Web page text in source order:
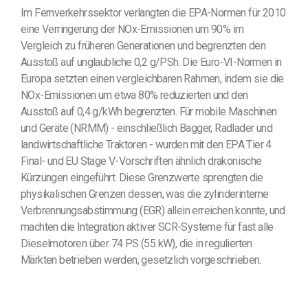
Im Fernverkehrssektor verlangten die EPA-Normen für 2010
eine Verringerung der NOx-Emissionen um 90% im
Vergleich zu früheren Generationen und begrenzten den
Ausstoß auf unglaubliche 0,2 g/PSh. Die Euro-VI-Normen in
Europa setzten einen vergleichbaren Rahmen, indem sie die
NOx-Emissionen um etwa 80% reduzierten und den
Ausstoß auf 0,4 g/kWh begrenzten. Für mobile Maschinen
und Geräte (NRMM) - einschließlich Bagger, Radlader und
landwirtschaftliche Traktoren - wurden mit den EPA Tier 4
Final- und EU Stage V-Vorschriften ähnlich drakonische
Kürzungen eingeführt. Diese Grenzwerte sprengten die
physikalischen Grenzen dessen, was die zylinderinterne
Verbrennungsabstimmung (EGR) allein erreichen konnte, und
machten die Integration aktiver SCR-Systeme für fast alle
Dieselmotoren über 74 PS (55 kW), die in regulierten
Märkten betrieben werden, gesetzlich vorgeschrieben.